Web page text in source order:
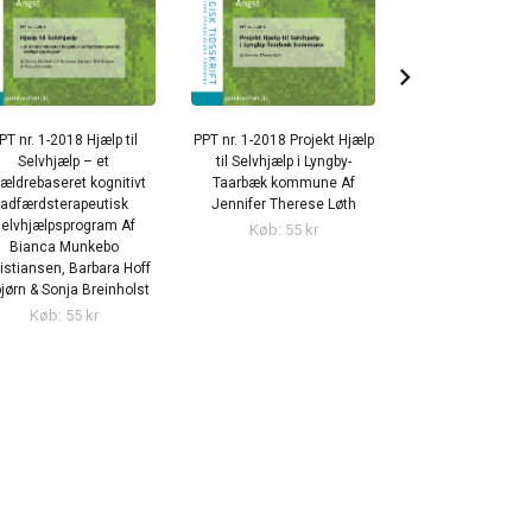
nr. 1-2018 Hjælp til
Selvhjælp – et
kognitivt
adfærdsterapeutisk
Af
Bianca Munkebo
Barbara Hoff
& Sonja Breinholst
Køb: 55 kr
PPT nr. 1-2018 Projekt Hjælp
til Selvhjælp i Lyngby-
Taarbæk kommune Af
Jennifer Therese Løth
Køb: 55 kr
chevron_right